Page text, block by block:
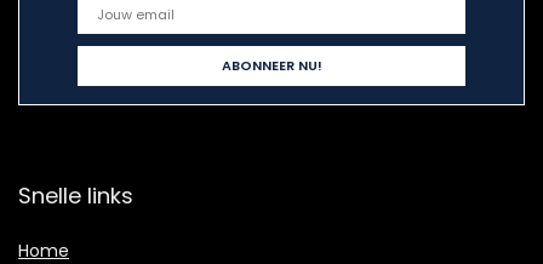
Snelle links
Home